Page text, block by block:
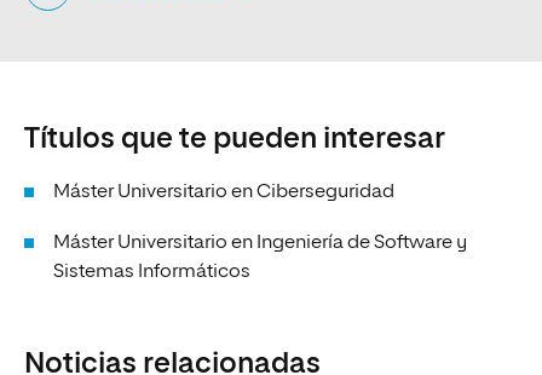
Títulos que te pueden interesar
Máster Universitario en Ciberseguridad
Máster Universitario en Ingeniería de Software y
Sistemas Informáticos
Noticias relacionadas